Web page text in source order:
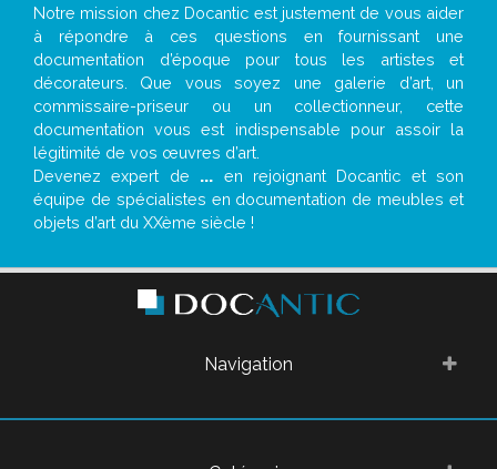
Notre mission chez Docantic est justement de vous aider
à répondre à ces questions en fournissant une
documentation d’époque pour tous les artistes et
décorateurs. Que vous soyez une galerie d’art, un
commissaire-priseur ou un collectionneur, cette
documentation vous est indispensable pour assoir la
légitimité de vos œuvres d’art.
Devenez expert de ... en rejoignant Docantic et son
équipe de spécialistes en documentation de meubles et
objets d’art du XXème siècle !
Navigation